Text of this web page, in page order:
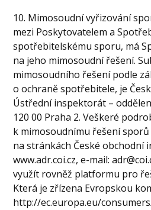
10. Mimosoudní vyřizování
mezi Poskytovatelem a
spotřebitelskému sporu, má
na jeho mimosoudní řešení.
mimosoudního řešení podle
o ochraně spotřebitele, je
Ústřední inspektorát –
120 00 Praha 2. Veškeré
k mimosoudnímu řešení
na stránkách České obchodní
www.adr.coi.cz, e-mail:
využít rovněž platformu pro
Která je zřízena Evropskou
http://ec.europa.eu/